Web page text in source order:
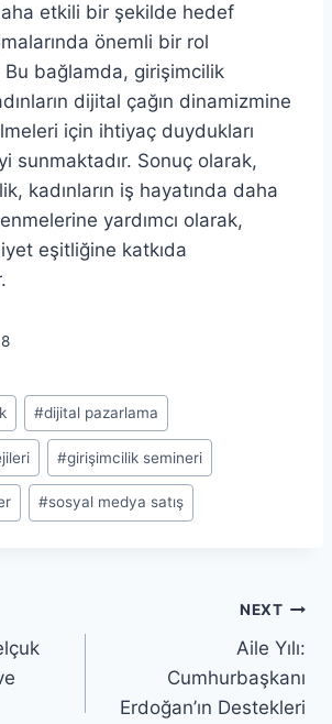
etkili bir şekilde hedef
önemli bir rol
Bu bağlamda, girişimcilik
dijital çağın dinamizmine
için ihtiyaç duydukları
sunmaktadır. Sonuç olarak,
kadınların iş hayatında daha
yardımcı olarak,
eşitliğine katkıda
8
#dijital pazarlama
#girişimcilik semineri
#sosyal medya satış
NEXT
Aile Yılı:
Cumhurbaşkanı
Erdoğan’ın Destekleri